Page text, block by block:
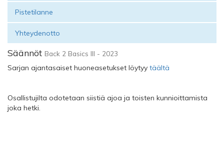
Pistetilanne
Yhteydenotto
Säännöt Back 2 Basics III - 2023
Sarjan ajantasaiset huoneasetukset löytyy täältä
Osallistujilta odotetaan siistiä ajoa ja toisten kunnioittamista
joka hetki.